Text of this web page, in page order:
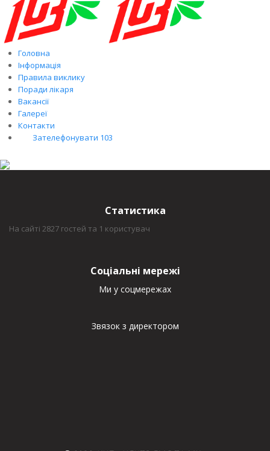
Головна
Інформація
Правила виклику
Поради лікаря
Вакансії
Галереї
Контакти
Зателефонувати 103
Статистика
На сайті 2827 гостей та 1 користувач
Соціальні мережі
Ми у соцмережах
Звязок з директором